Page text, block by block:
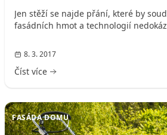
Jen stěží se najde přání, které by
fasádních hmot a technologií
8. 3. 2017
Číst více
FASÁDA DOMU